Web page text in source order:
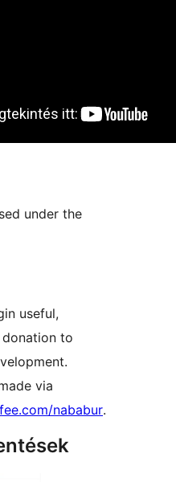
under the
useful,
to
via
nababur.